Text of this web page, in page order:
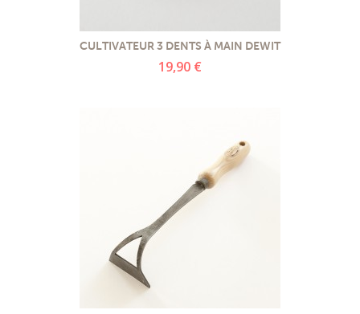
CULTIVATEUR 3 DENTS À MAIN DEWIT
19,90 €